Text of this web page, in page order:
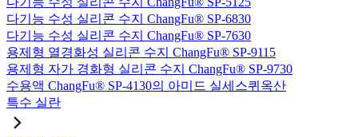
다기능 수성 실리콘 수지 ChangFu® SP-6830
다기능 수성 실리콘 수지 ChangFu® SP-7630
용제형 열경화성 실리콘 수지 ChangFu® SP-9115
용제형 자가 경화형 실리콘 수지 ChangFu® SP-9730
수용액 ChangFu® SP-4130의 아미드 실세스퀴옥산
특수 실란